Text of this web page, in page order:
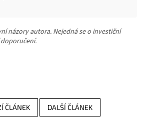
názory autora. Nejedná se o investiční
ČLÁNEK DALŠÍ ČLÁNEK